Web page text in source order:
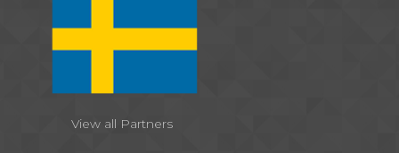
View all Partners